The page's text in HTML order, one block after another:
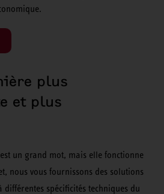
plus
et plus
un grand mot, mais elle fonctionne
nous vous fournissons des solutions
spécificités techniques du